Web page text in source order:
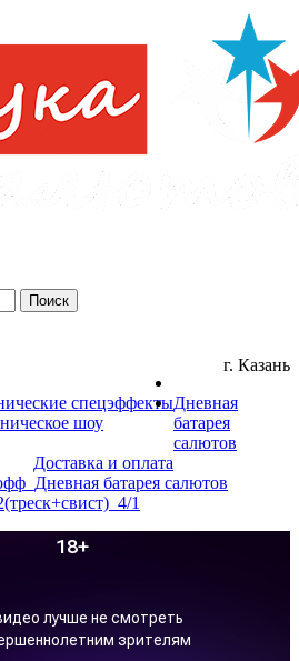
Поиск
спецэффекты
шоу
Доставка и оплата
г. Казань
Дневная
батарея
салютов
батарея салютов
1